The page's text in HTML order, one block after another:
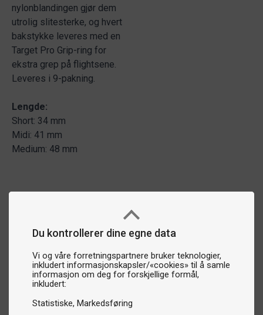
Du kontrollerer dine egne data
Vi og våre forretningspartnere bruker teknologier,
inkludert informasjonskapsler/«cookies» til å samle
informasjon om deg for forskjellige formål,
inkludert:
Statistiske Markedsføring
nylonblandingen gjør dem
utrolig slitesterke, og hvert
bakstykke leveres med en
Target Pro Grip-ring for
ekstra grep på flightsene.
Leveres i 9-pakning.
Lengde:
Short: 34 mm
Midi: 41 mm
Medium: 48 mm